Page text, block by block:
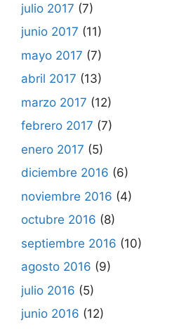
julio 2017 (7)
junio 2017 (11)
mayo 2017 (7)
abril 2017 (13)
marzo 2017 (12)
febrero 2017 (7)
enero 2017 (5)
diciembre 2016 (6)
noviembre 2016 (4)
octubre 2016 (8)
septiembre 2016 (10)
agosto 2016 (9)
julio 2016 (5)
junio 2016 (12)